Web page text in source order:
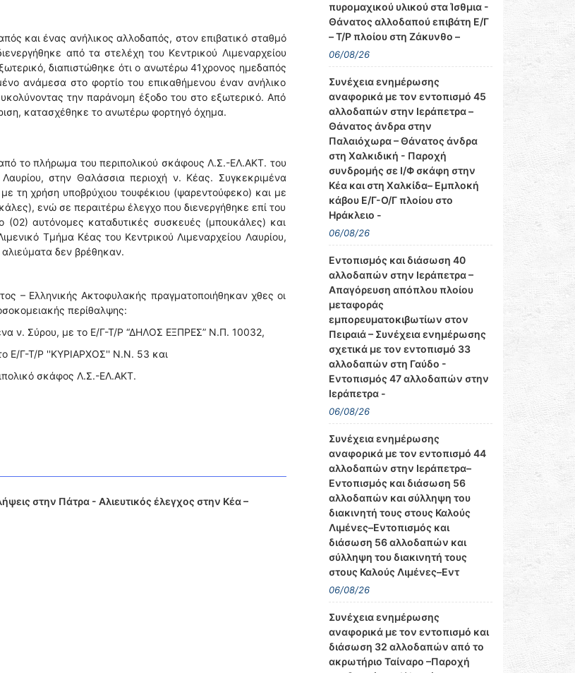
και ένας ανήλικος αλλοδαπός, στον επιβατικό σταθμό
από τα στελέχη του Κεντρικού Λιμεναρχείου
διαπιστώθηκε ότι ο ανωτέρω 41χρονος ημεδαπός
ανάμεσα στο φορτίο του επικαθήμενου έναν ανήλικο
την παράνομη έξοδο του στο εξωτερικό. Από
κατασχέθηκε το ανωτέρω φορτηγό όχημα.
το πλήρωμα του περιπολικού σκάφους Λ.Σ.-ΕΛ.ΑΚΤ. του
στην Θαλάσσια περιοχή ν. Κέας. Συγκεκριμένα
τη χρήση υποβρύχιου τουφέκιου (ψαρεντούφεκο) και με
ενώ σε περαιτέρω έλεγχο που διενεργήθηκε επί του
αυτόνομες καταδυτικές συσκευές (μπουκάλες) και
Τμήμα Κέας του Κεντρικού Λιμεναρχείου Λαυρίου,
δεν βρέθηκαν.
– Ελληνικής Ακτοφυλακής πραγματοποιήθηκαν χθες οι
περίθαλψης:
ν. Σύρου, με το Ε/Γ-Τ/Ρ “ΔΗΛΟΣ ΕΞΠΡΕΣ” Ν.Π. 10032,
Ε/Γ-Τ/Ρ ''ΚΥΡΙΑΡΧΟΣ'' Ν.Ν. 53 και
σκάφος Λ.Σ.-ΕΛ.ΑΚΤ.
στην Πάτρα - Αλιευτικός έλεγχος στην Κέα –
πυρομαχικού υλικού στα Ίσθμια -
Θάνατος αλλοδαπού επιβάτη Ε/Γ
– Τ/Ρ πλοίου στη Ζάκυνθο –
06/08/26
Συνέχεια ενημέρωσης
αναφορικά με τον εντοπισμό 45
αλλοδαπών στην Ιεράπετρα –
Θάνατος άνδρα στην
Παλαιόχωρα – Θάνατος άνδρα
στη Χαλκιδική - Παροχή
συνδρομής σε Ι/Φ σκάφη στην
Κέα και στη Χαλκίδα– Εμπλοκή
κάβου Ε/Γ-Ο/Γ πλοίου στο
Ηράκλειο -
06/08/26
Εντοπισμός και διάσωση 40
αλλοδαπών στην Ιεράπετρα –
Απαγόρευση απόπλου πλοίου
μεταφοράς
εμπορευματοκιβωτίων στον
Πειραιά – Συνέχεια ενημέρωσης
σχετικά με τον εντοπισμό 33
αλλοδαπών στη Γαύδο -
Εντοπισμός 47 αλλοδαπών στην
Ιεράπετρα -
06/08/26
Συνέχεια ενημέρωσης
αναφορικά με τον εντοπισμό 44
αλλοδαπών στην Ιεράπετρα–
Εντοπισμός και διάσωση 56
αλλοδαπών και σύλληψη του
διακινητή τους στους Καλούς
Λιμένες–Εντοπισμός και
διάσωση 56 αλλοδαπών και
σύλληψη του διακινητή τους
στους Καλούς Λιμένες–Εντ
06/08/26
Συνέχεια ενημέρωσης
αναφορικά με τον εντοπισμό και
διάσωση 32 αλλοδαπών από το
ακρωτήριο Ταίναρο –Παροχή